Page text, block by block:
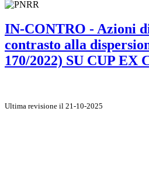
IN-CONTRO - Azioni
contrasto alla
170/2022) SU CUP EX
Ultima revisione il 21-10-2025